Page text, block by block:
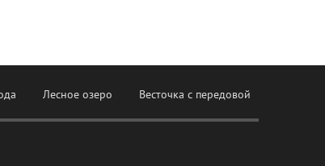
Лесное озеро Весточка с передовой